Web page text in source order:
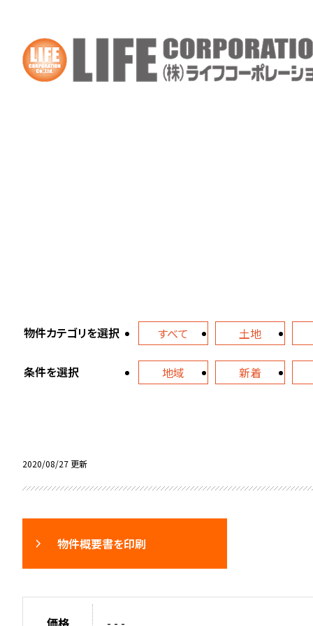
物件カテゴリを選択 すべて 土地
条件を選択 地域 新着
2020/08/27 更新
物件概要書を印刷
価格 - - -